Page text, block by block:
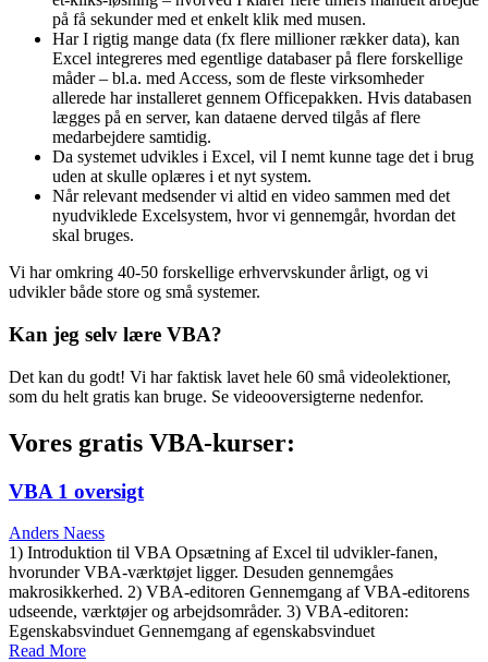
på få sekunder med et enkelt klik med musen.
Har I rigtig mange data (fx flere millioner rækker data), kan
Excel integreres med egentlige databaser på flere forskellige
måder – bl.a. med Access, som de fleste virksomheder
allerede har installeret gennem Officepakken. Hvis databasen
lægges på en server, kan dataene derved tilgås af flere
medarbejdere samtidig.
Da systemet udvikles i Excel, vil I nemt kunne tage det i brug
uden at skulle oplæres i et nyt system.
Når relevant medsender vi altid en video sammen med det
nyudviklede Excelsystem, hvor vi gennemgår, hvordan det
skal bruges.
Vi har omkring 40-50 forskellige erhvervskunder årligt, og vi
udvikler både store og små systemer.
Kan jeg selv lære VBA?
Det kan du godt! Vi har faktisk lavet hele 60 små videolektioner,
som du helt gratis kan bruge. Se videooversigterne nedenfor.
Vores gratis VBA-kurser:
VBA 1 oversigt
Anders Naess
1) Introduktion til VBA Opsætning af Excel til udvikler-fanen,
hvorunder VBA-værktøjet ligger. Desuden gennemgåes
makrosikkerhed. 2) VBA-editoren Gennemgang af VBA-editorens
udseende, værktøjer og arbejdsområder. 3) VBA-editoren:
Egenskabsvinduet Gennemgang af egenskabsvinduet
Read More